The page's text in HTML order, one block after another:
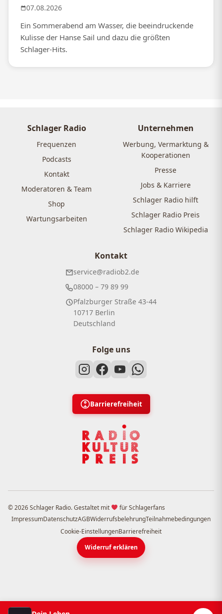
07.08.2026
Ein Sommerabend am Wasser, die beeindruckende
Kulisse der Hanse Sail und dazu die größten
Schlager-Hits.
Schlager Radio
Frequenzen
Podcasts
Kontakt
Moderatoren & Team
Shop
Wartungsarbeiten
Unternehmen
Werbung, Vermarktung &
Kooperationen
Presse
Jobs & Karriere
Schlager Radio hilft
Schlager Radio Preis
Schlager Radio Wikipedia
Kontakt
service@radiob2.de
08000 – 79 89 99
Pfalzburger Straße 43-44
10717 Berlin
Deutschland
Folge uns
Barrierefreiheit
© 2026 Schlager Radio. Gestaltet mit
für Schlagerfans
ImpressumDatenschutzAGBWiderrufsbelehrungTeilnahmebedingungen
Cookie-EinstellungenBarrierefreiheit
Widerruf erklären